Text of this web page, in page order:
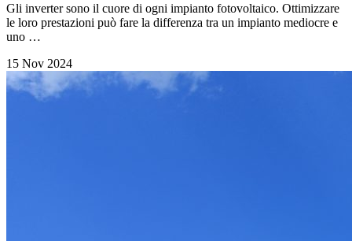
Gli inverter sono il cuore di ogni impianto fotovoltaico. Ottimizzare
le loro prestazioni può fare la differenza tra un impianto mediocre e
uno …
15 Nov 2024